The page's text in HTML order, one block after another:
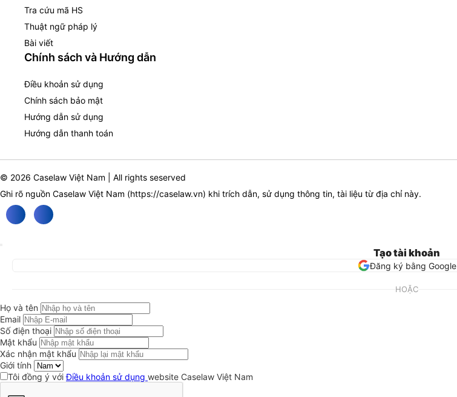
Tra cứu mã HS
Thuật ngữ pháp lý
Bài viết
Chính sách và Hướng dẫn
Điều khoản sử dụng
Chính sách bảo mật
Hướng dẫn sử dụng
Hướng dẫn thanh toán
© 2026 Caselaw Việt Nam | All rights seserved
Ghi rõ nguồn Caselaw Việt Nam (https://caselaw.vn) khi trích dẫn, sử dụng thông tin, tài liệu từ địa chỉ này.
Tạo tài khoản
Đăng ký bằng Google
HOẶC
Họ và tên
Email
Số điện thoại
Mật khẩu
Xác nhận mật khẩu
Giới tính
Tôi đồng ý vớiĐiều khoản sử dụng website Caselaw Việt Nam